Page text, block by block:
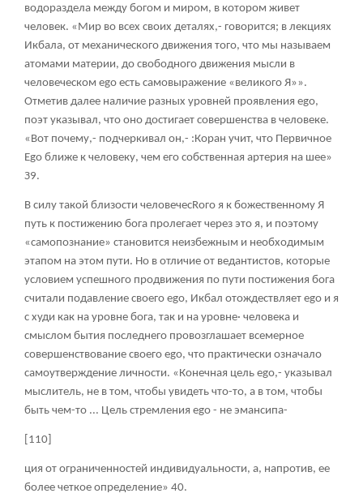
водораздела между богом и миром, в котором живет
человек. «Мир во всех своих деталях,- говорится; в лекциях
Икбала, от механического движения того, что мы называем
атомами материи, до свободного движения мысли в
человеческом ego есть самовыражение «великого Я»».
Отметив далее наличие разных уровней проявления ego,
поэт указывал, что оно достигает совершенства в человеке.
«Вот почему,- подчеркивал он,- :Коран учит, что Первичное
Ego ближе к человеку, чем его собственная артерия на шее»
З9.
В силу такой близости человечесRого я к божественному Я
путь к постижению бога пролегает через это я, и поэтому
«самопознание» становится неизбежным и необходимым
этапом на этом пути. Но в отличие от ведантистов, которые
условием успешного продвижения по пути постижения бога
считали подавление своего ego, Икбал отождествляет ego и я
с худи как на уровне бога, так и на уровне· человека и
смыслом бытия последнего провозглашает всемерное
совершенствование своего ego, что практически означало
самоутверждение личности. «Конечная цель ego,- указывал
мыслитель, не в том, чтобы увидеть что-то, а в том, чтобы
быть чем-то ... Цель стремления ego - не эмансипа-
[110]
ция от ограниченностей индивидуальности, а, напротив, ее
более четкое определение» 40.